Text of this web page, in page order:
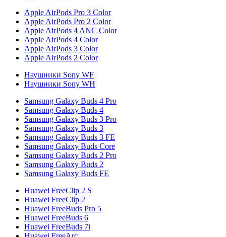
Apple AirPods Pro 3 Color
Apple AirPods Pro 2 Color
Apple AirPods 4 ANC Color
Apple AirPods 4 Color
Apple AirPods 3 Color
Apple AirPods 2 Color
Наушники Sony WF
Наушники Sony WH
Samsung Galaxy Buds 4 Pro
Samsung Galaxy Buds 4
Samsung Galaxy Buds 3 Pro
Samsung Galaxy Buds 3
Samsung Galaxy Buds 3 FE
Samsung Galaxy Buds Core
Samsung Galaxy Buds 2 Pro
Samsung Galaxy Buds 2
Samsung Galaxy Buds FE
Huawei FreeClip 2 S
Huawei FreeClip 2
Huawei FreeBuds Pro 5
Huawei FreeBuds 6
Huawei FreeBuds 7i